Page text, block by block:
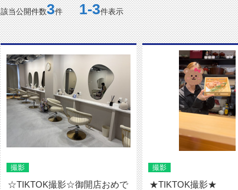
該当公開件数3件1-3件表示
撮影
☆TIKTOK撮影☆御開店おめで
撮影
★TIKTOK撮影★